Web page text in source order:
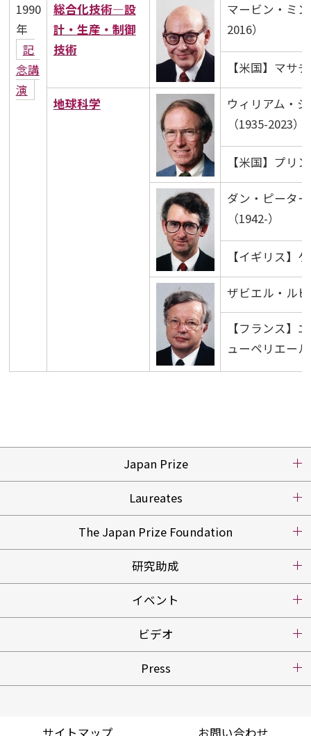
1990
年
記
念講
演
総合化技術―設
計・生産・制御
技術
マービン・ミ
2016）
【米国】マサ
地球科学
ウィリアム・
（1935-2023）
【米国】プリ
ダン・ピータ
（1942-）
【イギリス】
ザビエル・ル
【フランス】
ューペリエー
Japan Prize
Laureates
The Japan Prize Foundation
研究助成
イベント
ビデオ
Press